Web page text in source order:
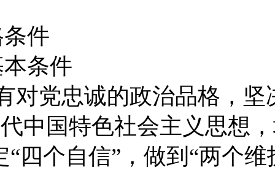
条件
条件
对党忠诚的政治品格，坚
中国特色社会主义思想
“四个自信” ，做到 “两个维